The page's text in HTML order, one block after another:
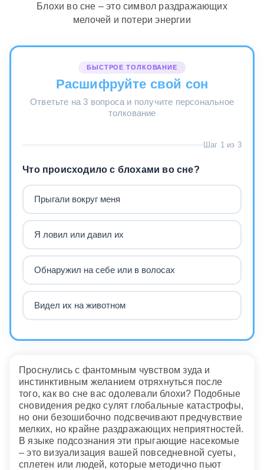
Блохи во сне – это символ раздражающих
мелочей и потери энергии
БЫСТРОЕ ТОЛКОВАНИЕ
Расшифруйте свой сон
Ответьте на 3 вопроса и получите персональное
толкование
Шаг 1 из 3
Что происходило с блохами во сне?
Прыгали вокруг меня
Я ловил или давил их
Обнаружил на себе или в волосах
Видел их на животном
Проснулись с фантомным чувством зуда и
инстинктивным желанием отряхнуться после
того, как во сне вас одолевали блохи? Подобные
сновидения редко сулят глобальные катастрофы,
но они безошибочно подсвечивают предчувствие
мелких, но крайне раздражающих неприятностей.
В языке подсознания эти прыгающие насекомые
– это визуализация вашей повседневной суеты,
сплетен или людей, которые методично пьют